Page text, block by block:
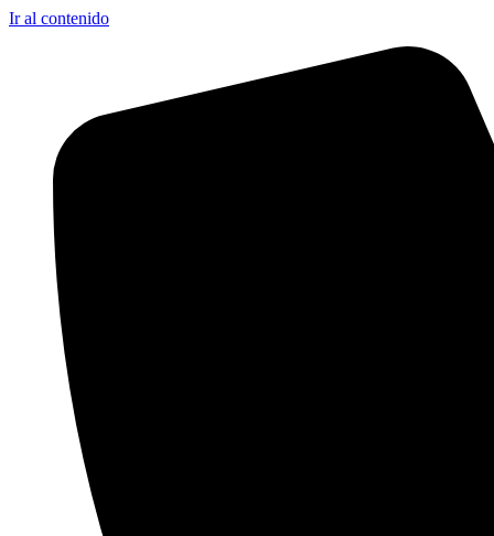
Ir al contenido